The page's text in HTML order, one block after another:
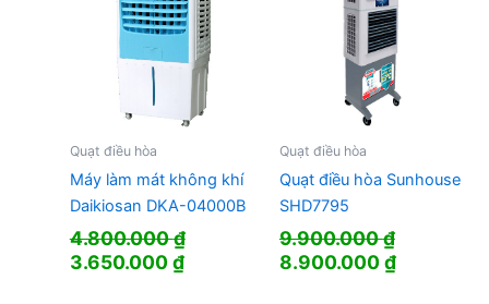
Quạt điều hòa
Máy làm mát không khí
Daikiosan DKA-04000B
4.800.000₫
Giá
3.650.000₫Giá
Quạt điều hòa
Quạt điều hòa Sunhouse
SHD7795
9.900.000₫
Giá
8.900.000₫Giá